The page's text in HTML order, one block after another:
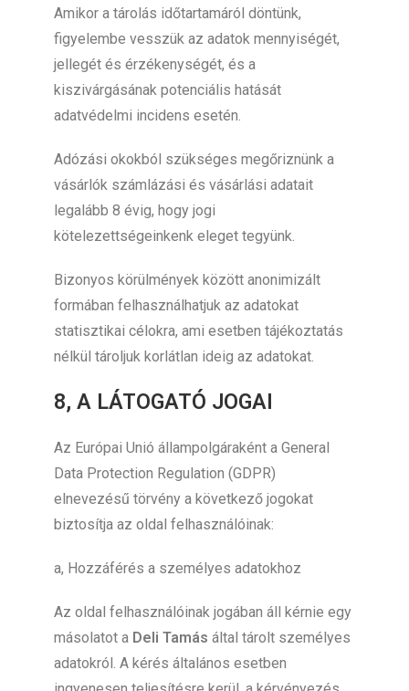
Amikor a tárolás időtartamáról döntünk,
figyelembe vesszük az adatok mennyiségét,
jellegét és érzékenységét, és a
kiszivárgásának potenciális hatását
adatvédelmi incidens esetén.
Adózási okokból szükséges megőriznünk a
vásárlók számlázási és vásárlási adatait
legalább 8 évig, hogy jogi
kötelezettségeinkenk eleget tegyünk.
Bizonyos körülmények között anonimizált
formában felhasználhatjuk az adatokat
statisztikai célokra, ami esetben tájékoztatás
nélkül tároljuk korlátlan ideig az adatokat.
8, A LÁTOGATÓ JOGAI
Az Európai Unió állampolgáraként a General
Data Protection Regulation (GDPR)
elnevezésű törvény a következő jogokat
biztosítja az oldal felhasználóinak:
a, Hozzáférés a személyes adatokhoz
Az oldal felhasználóinak jogában áll kérnie egy
másolatot a Deli Tamás által tárolt személyes
adatokról. A kérés általános esetben